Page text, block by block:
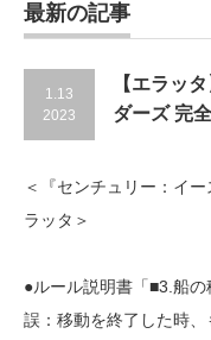
最新の記事
1.13
2023
【エラッ
ダーズ 完
＜『センチュリー：イ
ラッタ＞
●ルール説明書「■3.船
誤：移動を終了した時